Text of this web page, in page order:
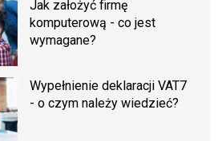
Jak założyć firmę
komputerową - co jest
wymagane?
Wypełnienie deklaracji VAT7
- o czym należy wiedzieć?